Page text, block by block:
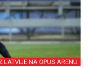
LATVIJE NA OPUS ARENU